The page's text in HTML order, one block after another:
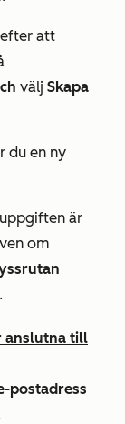
att
välj Skapa
du en ny
är
om
.
anslutna till
postadress